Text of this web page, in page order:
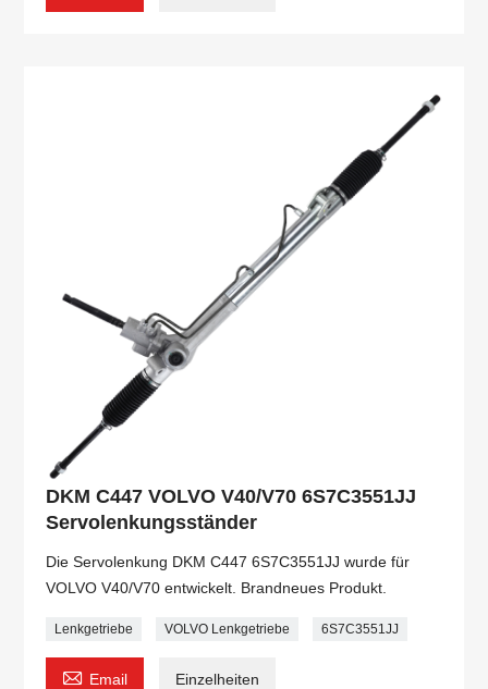
DKM C447 VOLVO V40/V70 6S7C3551JJ
Servolenkungsständer
Die Servolenkung DKM C447 6S7C3551JJ wurde für
VOLVO V40/V70 entwickelt. Brandneues Produkt.
Lenkgetriebe VOLVO Lenkgetriebe 6S7C3551JJ
 Email Einzelheiten